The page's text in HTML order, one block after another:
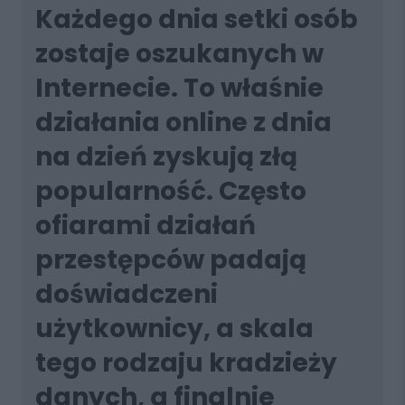
Każdego dnia setki osób
zostaje oszukanych w
Internecie. To właśnie
działania online z dnia
na dzień zyskują złą
popularność. Często
ofiarami działań
przestępców padają
doświadczeni
użytkownicy, a skala
tego rodzaju kradzieży
danych, a finalnie